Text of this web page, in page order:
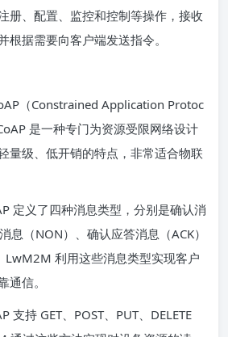
册、配置、监控和控制等操作，接收
根据需要向客户端发送指令。
（Constrained Application Protoc
是一种专门为资源受限网络设计
量级、低开销的特点，非常适合物联
定义了四种消息类型，分别是确认消
息（NON）、确认应答消息（ACK）
LwM2M 利用这些消息类型实现客户
通信。
支持 GET、POST、PUT、DELETE